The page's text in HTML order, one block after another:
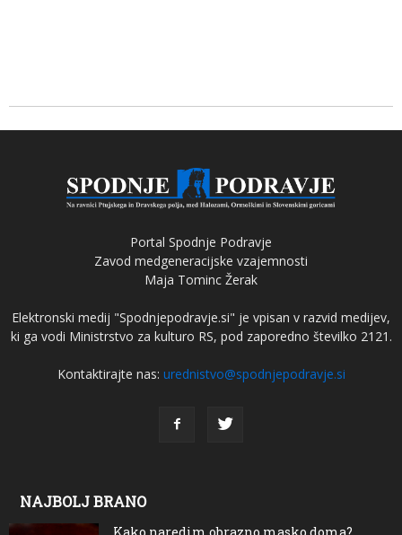
Portal Spodnje Podravje
Zavod medgeneracijske vzajemnosti
Maja Tominc Žerak
Elektronski medij "Spodnjepodravje.si" je vpisan v razvid medijev,
ki ga vodi Ministrstvo za kulturo RS, pod zaporedno številko 2121.
Kontaktirajte nas: urednistvo@spodnjepodravje.si
NAJBOLJ BRANO